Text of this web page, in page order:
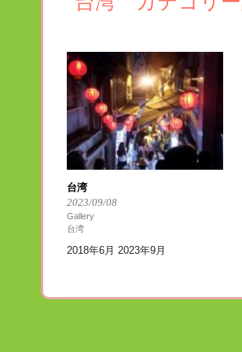
台湾
2023/09/08
Gallery
台湾
2018年6月 2023年9月